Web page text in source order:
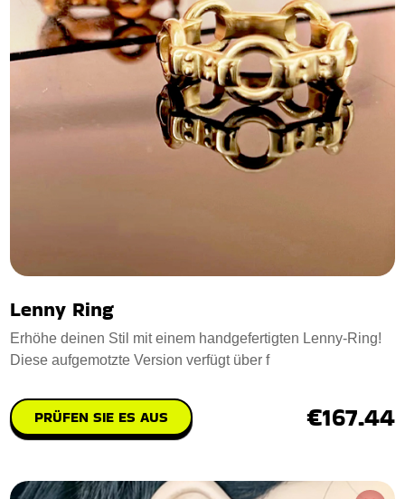
Lenny Ring
Erhöhe deinen Stil mit einem handgefertigten Lenny-Ring!
Diese aufgemotzte Version verfügt über f
PRÜFEN SIE ES AUS €167.44